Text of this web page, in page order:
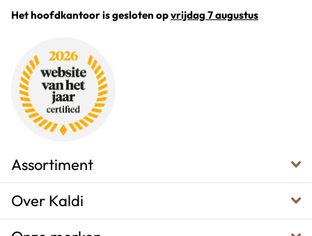
Het hoofdkantoor is gesloten opvrijdag 7 augustus
Assortiment
Over Kaldi